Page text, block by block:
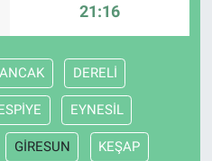
21:16
DERELİ
EYNESİL
GİRESUN KEŞAP